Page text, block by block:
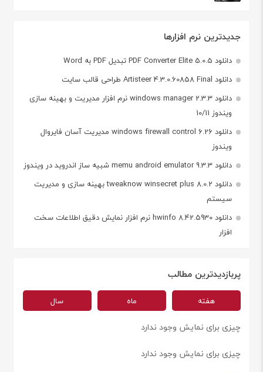
جدیدترین نرم افزارها
دانلود PDF Converter Elite 5.0.5 تبدیل PDF به Word
دانلود Artisteer 4.3.0.60858 Final طراحی قالب سایت
دانلود windows manager 2.3.3 نرم افزار مدیریت و بهینه سازی
ویندوز 10/11
دانلود windows firewall control 6.26 مدیریت آسان فایروال
ویندوز
دانلود memu android emulator 9.3.3 شبیه ساز اندروید در ویندوز
دانلود tweaknow winsecret plus 8.0.2 بهینه سازی و مدیریت
سیستم
دانلود hwinfo 8.42.5930 نرم افزار نمایش دقیق اطلاعات سخت
افزار
پربازدیدترین مطالب
هفته ماه سال
چیزی برای نمایش وجود ندارد
چیزی برای نمایش وجود ندارد